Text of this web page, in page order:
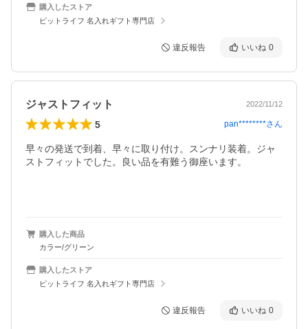
購入したストア
ピットライフ 名入れギフト専門店
違反報告 いいね 0
ジャストフィット 2022/11/12
5 pan********さん
早々の発送で到着、早々に取り付け。スンナリ装着。ジャ
ストフィットでした。良い品を有難う御座います。
購入した商品
カラー/グリーン
購入したストア
ピットライフ 名入れギフト専門店
違反報告 いいね 0